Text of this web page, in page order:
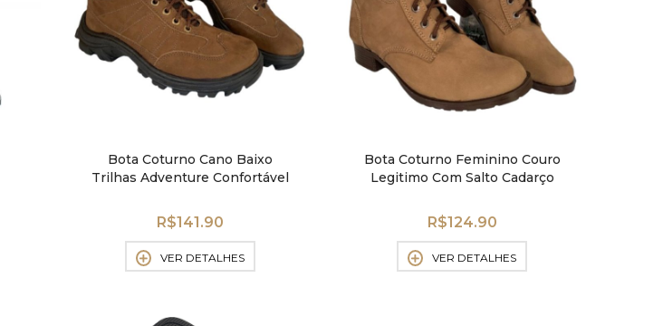
Bota Coturno Cano Baixo
Trilhas Adventure Confortável
R$141.90
VER DETALHES
Bota Coturno Feminino Couro
Legitimo Com Salto Cadarço
R$124.90
VER DETALHES